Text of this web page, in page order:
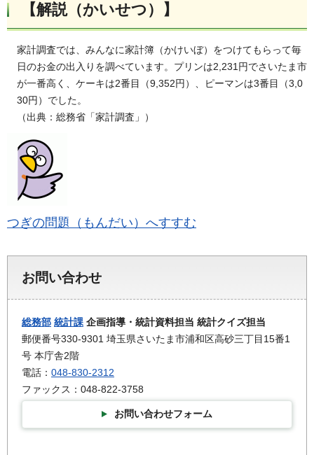
【解説（かいせつ）】
家計調査では、みんなに家計簿（かけいぼ）をつけてもらって毎
日のお金の出入りを調べています。プリンは2,231円でさいたま市
が一番高く、ケーキは2番目（9,352円）、ピーマンは3番目（3,0
30円）でした。
（出典：総務省「家計調査」）
つぎの問題（もんだい）へすすむ
お問い合わせ
総務部 統計課 企画指導・統計資料担当 統計クイズ担当
郵便番号330-9301 埼玉県さいたま市浦和区高砂三丁目15番1
号 本庁舎2階
電話： 048-830-2312
ファックス：048-822-3758
お問い合わせフォーム